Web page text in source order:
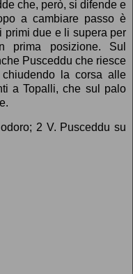
che, però, si difende e
a cambiare passo è
primi due e li supera per
prima posizione. Sul
Pusceddu che riesce
la corsa alle
a Topalli, che sul palo
2 V. Pusceddu su